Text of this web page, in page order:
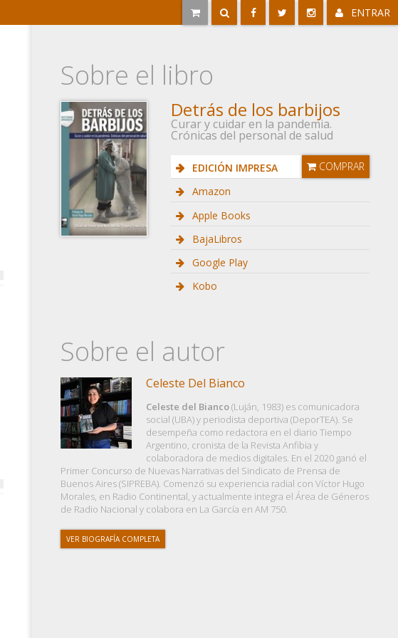
ENTRAR
Sobre el libro
Detrás de los barbijos
Curar y cuidar en la pandemia.
Crónicas del personal de salud
EDICIÓN IMPRESA
COMPRAR
Amazon
Apple Books
BajaLibros
Google Play
Kobo
Sobre el autor
Celeste Del Bianco
Celeste del Bianco(Luján, 1983) es comunicadora
social (UBA) y periodista deportiva (DeporTEA). Se
desempeña como redactora en el diario Tiempo
Argentino, cronista de la Revista Anfibia y
colaboradora de medios digitales. En el 2020 ganó el
Primer Concurso de Nuevas Narrativas del Sindicato de Prensa de
Buenos Aires (SIPREBA). Comenzó su experiencia radial con Víctor Hugo
Morales, en Radio Continental, y actualmente integra el Área de Géneros
de Radio Nacional y colabora en La García en AM 750.
VER BIOGRAFÍA COMPLETA